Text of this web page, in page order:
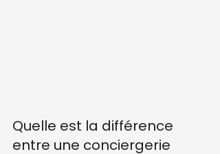
Quelle est la différence
entre une conciergerie